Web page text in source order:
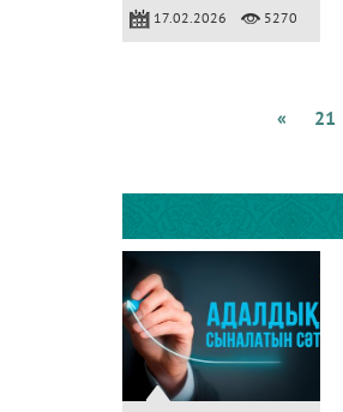
17.02.2026 5270
« 21